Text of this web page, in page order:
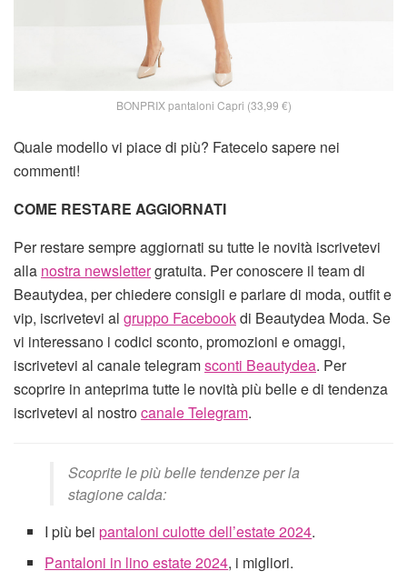
BONPRIX pantaloni Capri (33,99 €)
Quale modello vi piace di più? Fatecelo sapere nei
commenti!
COME RESTARE AGGIORNATI
Per restare sempre aggiornati su tutte le novità iscrivetevi
alla nostra newslettergratuita. Per conoscere il team di
Beautydea, per chiedere consigli e parlare di moda, outfit e
vip, iscrivetevi al gruppo Facebookdi Beautydea Moda. Se
vi interessano i codici sconto, promozioni e omaggi,
iscrivetevi al canale telegramsconti Beautydea. Per
scoprire in anteprima tutte le novità più belle e di tendenza
iscrivetevi al nostrocanale Telegram.
Scoprite le più belle tendenze per la
stagione calda:
I più beipantaloni culotte dell’estate 2024.
Pantaloni in lino estate 2024, i migliori.